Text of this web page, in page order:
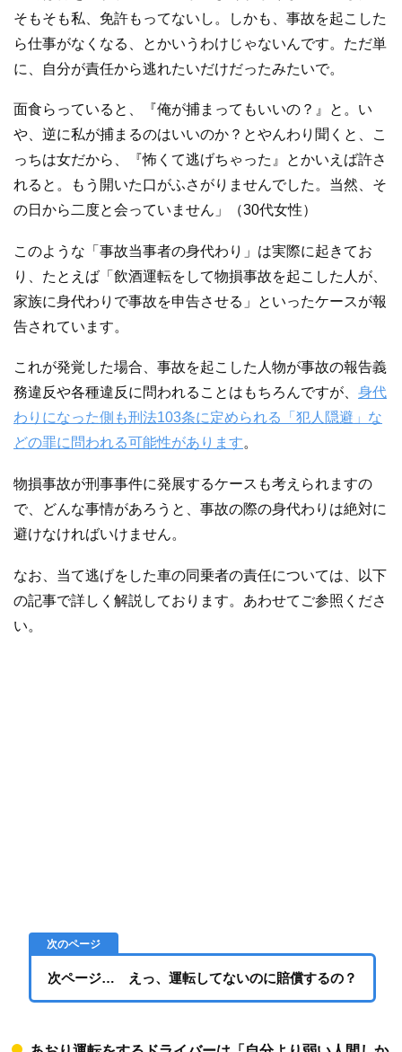
そもそも私、免許もってないし。しかも、事故を起こした
ら仕事がなくなる、とかいうわけじゃないんです。ただ単
に、自分が責任から逃れたいだけだったみたいで。
面食らっていると、『俺が捕まってもいいの？』と。い
や、逆に私が捕まるのはいいのか？とやんわり聞くと、こ
っちは女だから、『怖くて逃げちゃった』とかいえば許さ
れると。もう開いた口がふさがりませんでした。当然、そ
の日から二度と会っていません」（30代女性）
このような「事故当事者の身代わり」は実際に起きてお
り、たとえば「飲酒運転をして物損事故を起こした人が、
家族に身代わりで事故を申告させる」といったケースが報
告されています。
これが発覚した場合、事故を起こした人物が事故の報告義
務違反や各種違反に問われることはもちろんですが、 身代
わりになった側も刑法103条に定められる「犯人隠避」な
どの罪に問われる可能性があります。
物損事故が刑事事件に発展するケースも考えられますの
で、どんな事情があろうと、事故の際の身代わりは絶対に
避けなければいけません。
なお、当て逃げをした車の同乗者の責任については、以下
の記事で詳しく解説しております。あわせてご参照くださ
い。
次ページ… えっ、運転してないのに賠償するの？